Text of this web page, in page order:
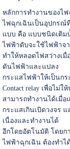
หลักการทำงานของไ
ไฟฉุกเฉินเป็นอุปกรณ์
แบบ คือ แบบชนิดเติม
ไฟฟ้าดับจะใช้ไฟฟ้าจา
ทำให้หลอดไฟสว่างเ
ดันไฟฟ้าและแปลง
กระแสไฟฟ้าให้เป็นก
Contact relay เพื่อไม่
สามารถทำงานได้เมื่อ
กระแสเกินเปิดวงจร
เนื่องและทำงานได้
อีกโดยอัตโนมัติ โดยก
ไฟฟ้าฉุกเฉิน ต้องทำไ